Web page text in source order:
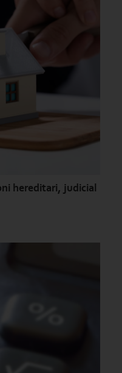
hereditari, judicial